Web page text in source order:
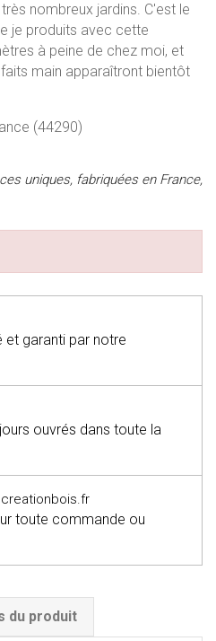
nombreux jardins. C'est le
je produits avec cette
à peine de chez moi, et
main apparaîtront bientôt
(44290)
uniques, fabriquées en France,
et garanti par notre
ouvrés dans toute la
toute commande ou
du produit